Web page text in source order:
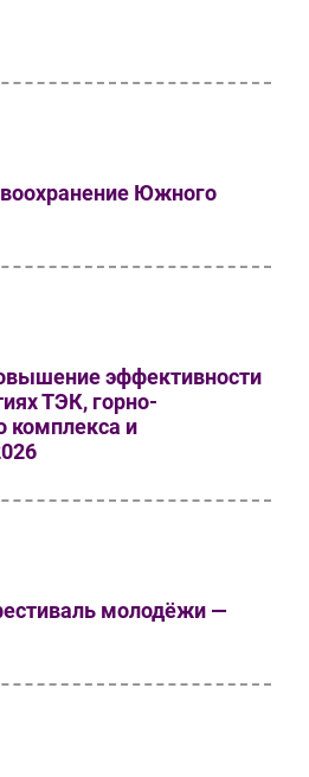
Южного
эффективности
ТЭК, горно-
комплекса и
молодёжи —